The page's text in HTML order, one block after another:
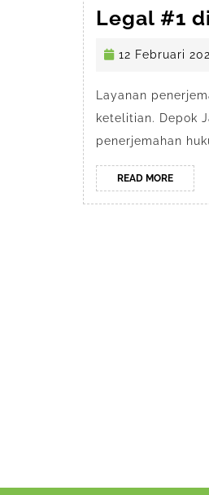
Legal #1
12 Februari
Layanan
ketelitian. Depok
penerjemahan
READ MOREREAD
MORE